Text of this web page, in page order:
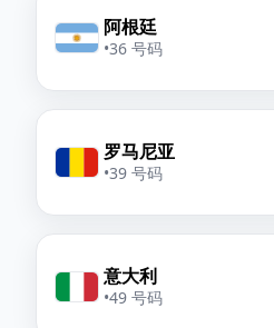
阿根廷
•36 号码
罗马尼亚
•39 号码
意大利
•49 号码